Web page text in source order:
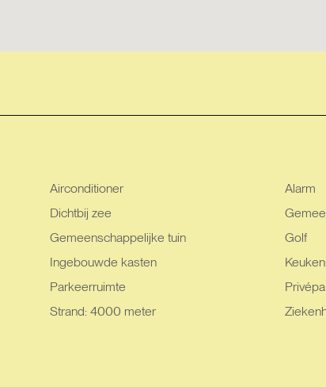
Airconditioner
Alarm
Dichtbij zee
Gemeenschappelijke tuin
Golf
Ingebouwde kasten
Parkeerruimte
Strand: 4000 meter